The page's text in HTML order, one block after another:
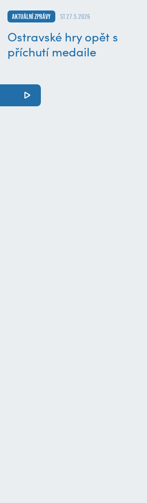
Aktuální zprávy st 27.5.2026
Ostravské hry opět s
příchutí medaile